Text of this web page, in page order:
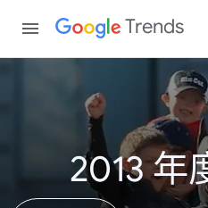
Trends
2013 年